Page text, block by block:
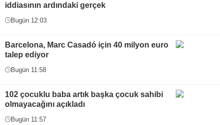
iddiasının ardındaki gerçek
Bugün 12:03
Barcelona, Marc Casadó için 40 milyon euro
talep ediyor
Bugün 11:58
102 çocuklu baba artık başka çocuk sahibi
olmayacağını açıkladı
Bugün 11:57